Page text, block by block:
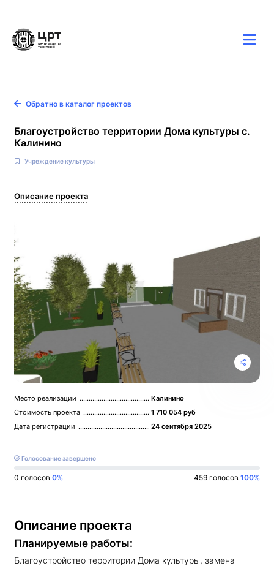
Обратно в каталог проектов
Благоустройство территории Дома культуры с.
Калинино
Учреждение культуры
Место реализации
Калинино
Стоимость проекта
1 710 054 руб
Дата регистрации
24 сентября 2025
Голосование завершено
0 голосов 0% 459 голосов 100%
Описание проекта
Описание проекта
Планируемые работы:
Благоустройство территории Дома культуры, замена